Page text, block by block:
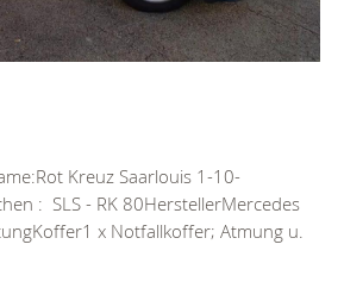
Kreuz Saarlouis 1-10-
: SLS - RK 80HerstellerMercedes
x Notfallkoffer; Atmung u.